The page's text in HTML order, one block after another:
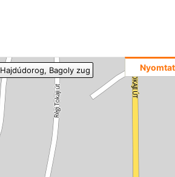
Hajdúdorog, Bagoly zug